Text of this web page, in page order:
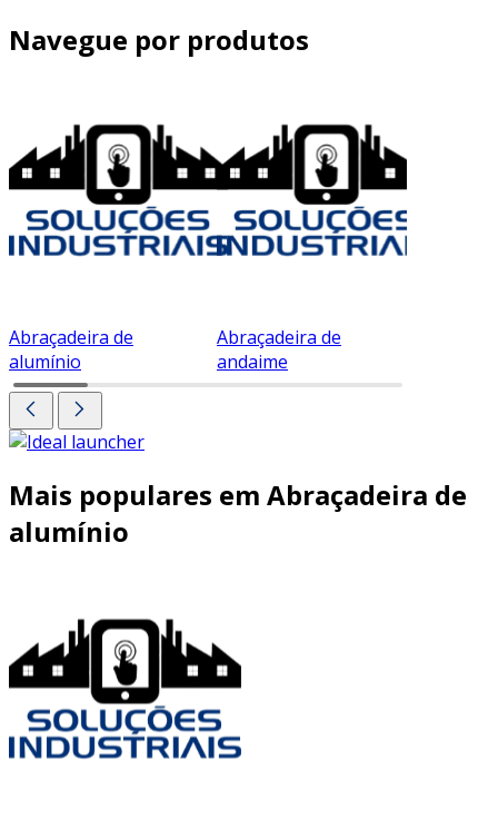
Navegue por produtos
Abraçadeira de
alumínio
Abraçadeira de
andaime
Mais populares em Abraçadeira de
alumínio